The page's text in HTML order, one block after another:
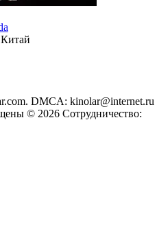
DMCA: kinolar@internet.ru
© 2026 Сотрудничество: